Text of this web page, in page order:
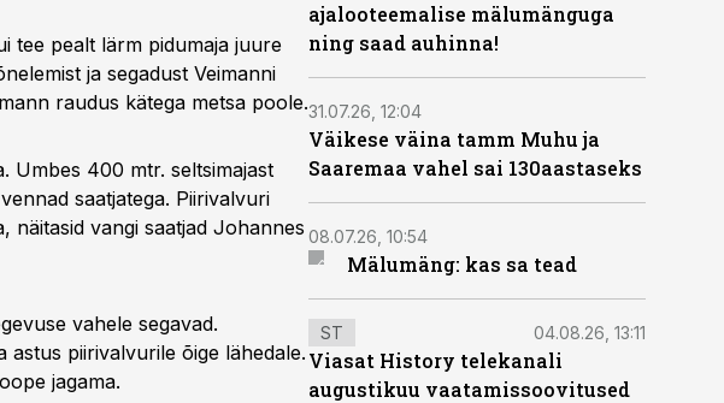
tee pealt lärm pidumaja juure
ja segadust Veimanni
raudus kätega metsa poole.
Umbes 400 mtr. seltsimajast
saatjatega. Piirivalvuri
näitasid vangi saatjad Johannes
vahele segavad.
piirivalvurile õige lähedale.
jagama.
ajalooteemalise mälumänguga
ning saad auhinna!
31.07.26, 12:04
Väikese väina tamm Muhu ja
Saaremaa vahel sai 130aastaseks
08.07.26, 10:54
Mälumäng: kas sa tead
ST 04.08.26, 13:11
Viasat History telekanali
augustikuu vaatamissoovitused